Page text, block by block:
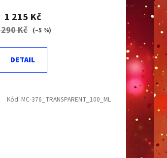
1 215 Kč
Kč (–5 %)
DETAIL
Kód: MC-376_TRANSPARENT_100_ML